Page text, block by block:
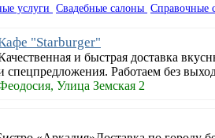
услуги Свадебные салоны Справочные
"Starburger"
и быстрая доставка
спецпредложения. Работаем без
Улица Земская 2